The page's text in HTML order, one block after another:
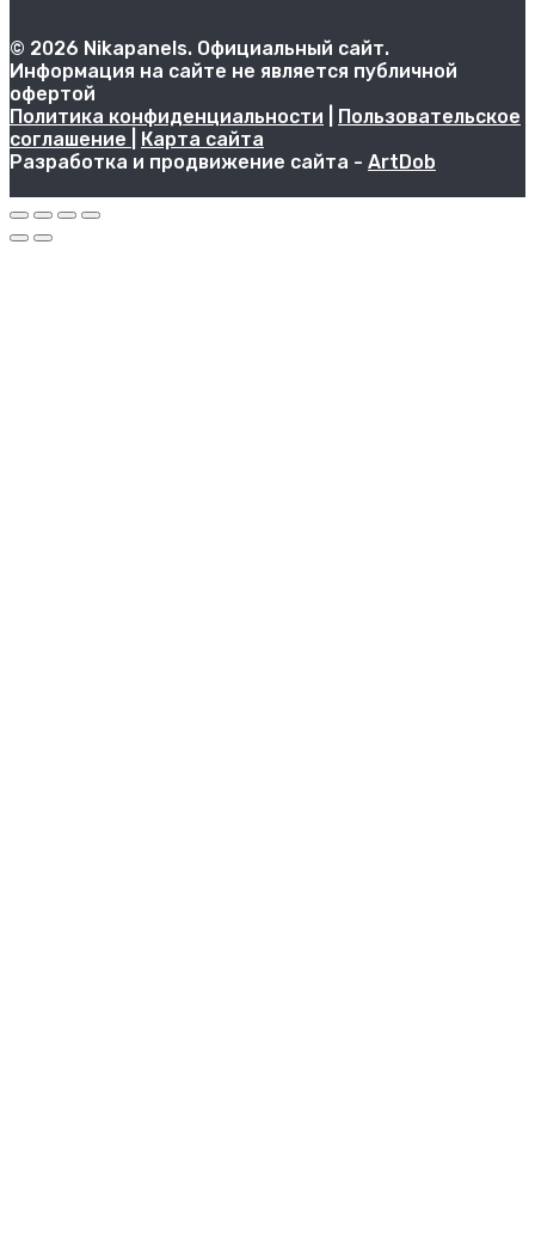
© 2026 Nikapanels. Официальный сайт.
Информация на сайте не является публичной
офертой
Политика конфиденциальности
Пользовательское
соглашение
Карта сайта
Разработка и продвижение сайта - ArtDob